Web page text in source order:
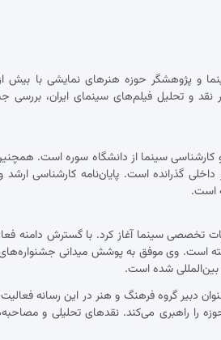
و پژوهشگر حوزه هنرهای نمایشی با بیش
و تحلیل فیلم‌های سینمای ایران، بررسی
کارشناسی سینما از دانشگاه سوره است.
گذرانده است. پایان‌نامه کارشناسی
است.
سال ۱۳۹۲ با نقد فیلم برای نشریات تخصصی سینما آغاز کرد. با
است. وی موفق به پوشش میدانی
بین‌المللی شده است.
و به عنوان دبیر گروه فرهنگ و هنر در این رسانه
را راهبری می‌کند. نقدهای تحلیلی و